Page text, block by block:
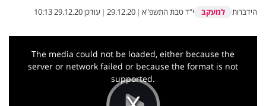
הידברות למעקב י"ד טבת התשפ"א |
29.12.20
| עודכן29.12.20 10:13
This
The media could not be loaded, either because the
server or network failed or because the format is not
supported.